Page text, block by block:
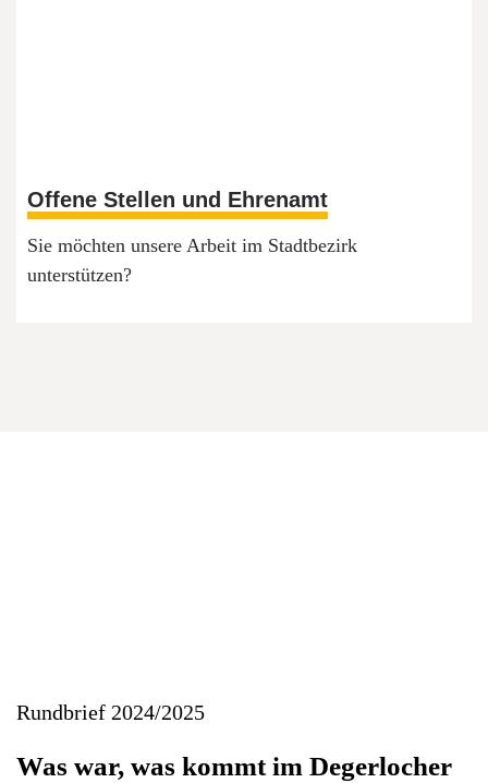
Offene Stellen und Ehrenamt
Sie möchten unsere Arbeit im Stadtbezirk
unterstützen?
Rundbrief 2024/2025
Was war, was kommt im Degerlocher